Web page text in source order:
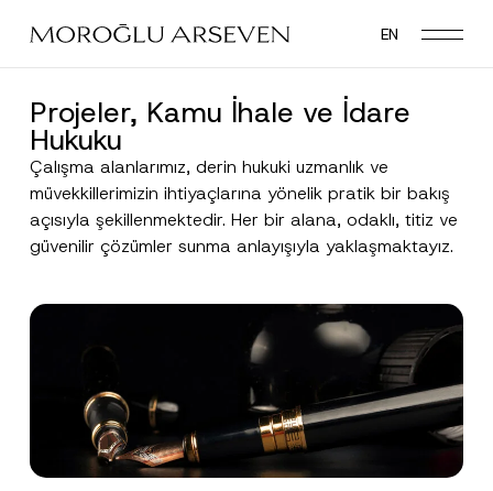
main
EN
Projeler, Kamu İhale ve İdare
Hukuku
Çalışma alanlarımız, derin hukuki uzmanlık ve
müvekkillerimizin ihtiyaçlarına yönelik pratik bir bakış
açısıyla şekillenmektedir. Her bir alana, odaklı, titiz ve
güvenilir çözümler sunma anlayışıyla yaklaşmaktayız.